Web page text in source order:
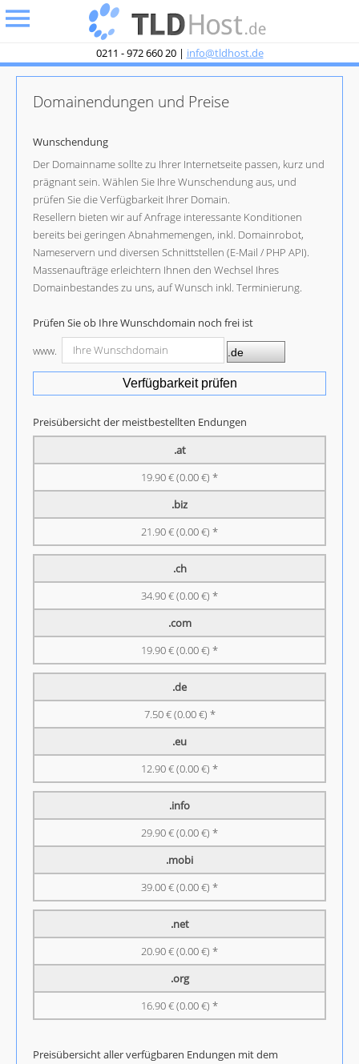
0211 - 972 660 20 | info@tldhost.de
Domainendungen und Preise
Wunschendung
Der Domainname sollte zu Ihrer Internetseite passen, kurz und
prägnant sein. Wählen Sie Ihre Wunschendung aus, und
prüfen Sie die Verfügbarkeit Ihrer Domain.
Resellern bieten wir auf Anfrage interessante Konditionen
bereits bei geringen Abnahmemengen, inkl. Domainrobot,
Nameservern und diversen Schnittstellen (E-Mail / PHP API).
Massenaufträge erleichtern Ihnen den Wechsel Ihres
Domainbestandes zu uns, auf Wunsch inkl. Terminierung.
Prüfen Sie ob Ihre Wunschdomain noch frei ist
www.
Verfügbarkeit prüfen
Preisübersicht der meistbestellten Endungen
.at
19.90 € (0.00 €) *
.biz
21.90 € (0.00 €) *
.ch
34.90 € (0.00 €) *
.com
19.90 € (0.00 €) *
.de
7.50 € (0.00 €) *
.eu
12.90 € (0.00 €) *
.info
29.90 € (0.00 €) *
.mobi
39.00 € (0.00 €) *
.net
20.90 € (0.00 €) *
.org
16.90 € (0.00 €) *
Preisübersicht aller verfügbaren Endungen mit dem
undefined